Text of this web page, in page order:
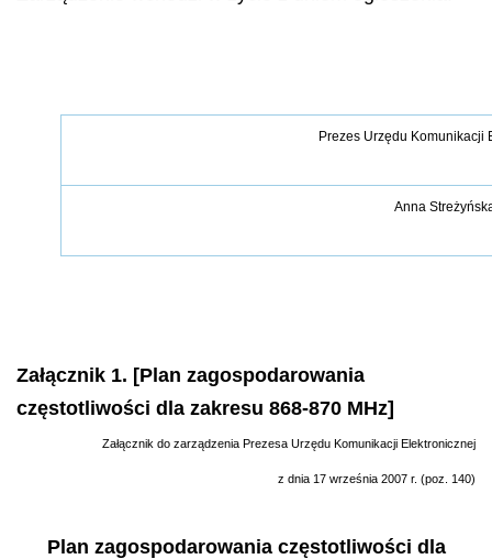
Prezes Urzędu Komunikacji
Anna Streżyń
Załącznik 1. [Plan zagospodarowania
częstotliwości dla zakresu 868-870 MHz]
Załącznik do zarządzenia Prezesa Urzędu Komunikacji Elektronicznej
z dnia 17 września 2007 r. (poz. 140)
Plan zagospodarowania częstotliwości dla